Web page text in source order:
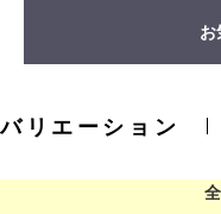
お
バリエーション
全